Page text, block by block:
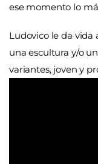
ese momento lo
Ludovico le da vida
una escultura y/o
variantes, joven y